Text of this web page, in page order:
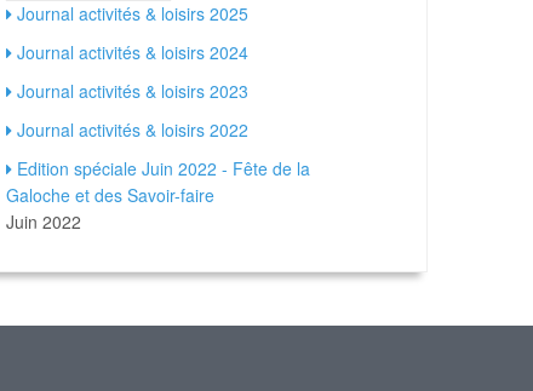
Journal activités & loisirs 2025
Journal activités & loisirs 2024
Journal activités & loisirs 2023
Journal activités & loisirs 2022
Edition spéciale Juin 2022 - Fête de la
Galoche et des Savoir-faire
Juin 2022